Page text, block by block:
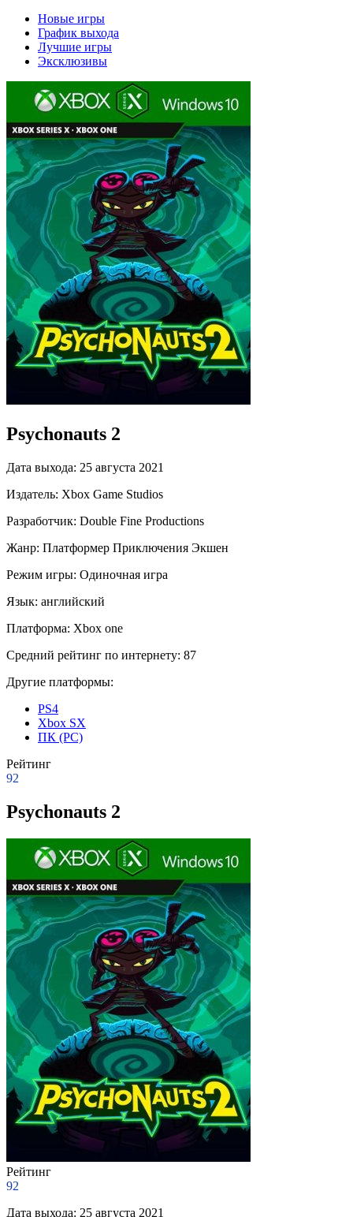
Новые игры
График выхода
Лучшие игры
Эксклюзивы
Psychonauts 2
Дата выхода: 25 августа 2021
Издатель: Xbox Game Studios
Разработчик: Double Fine Productions
Жанр: Платформер Приключения Экшен
Режим игры: Одиночная игра
Язык: английский
Платформа: Xbox one
Средний рейтинг по интернету: 87
Другие платформы:
PS4
Xbox SX
ПК (PC)
Рейтинг
92
Psychonauts 2
Рейтинг
92
Дата выхода: 25 августа 2021